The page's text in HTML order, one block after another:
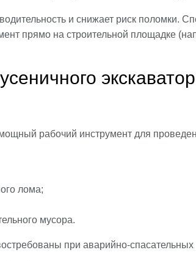
и снижает риск поломки.
прямо на строительной площадке
рабочий инструмент для
лома;
мусора.
при аварийно-спасательных